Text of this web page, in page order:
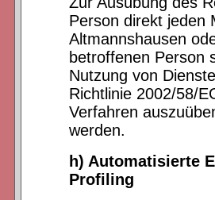
Person direkt jeden
Altmannshausen
betroffenen Person
Nutzung von
Richtlinie 2002/58/
Verfahren
werden.
h) Automatisierte
Profiling